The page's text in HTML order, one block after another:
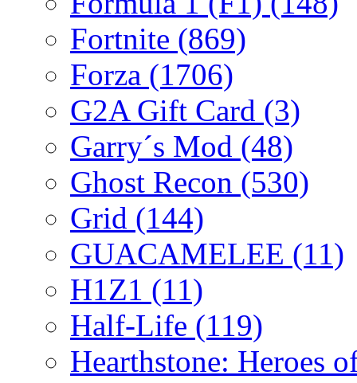
Fortnite (869)
Forza (1706)
G2A Gift Card (3)
Garry´s Mod (48)
Ghost Recon (530)
Grid (144)
GUACAMELEE (11)
H1Z1 (11)
Half-Life (119)
Hearthstone: Heroes